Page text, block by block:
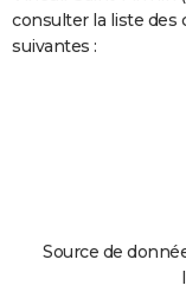
FORUM
consulter la liste des
suivantes :
Source de